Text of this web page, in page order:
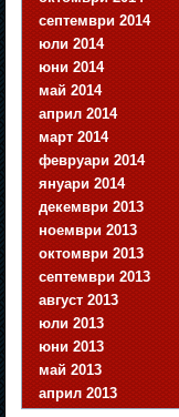
септември 2014
юли 2014
юни 2014
май 2014
април 2014
март 2014
февруари 2014
януари 2014
декември 2013
ноември 2013
октомври 2013
септември 2013
август 2013
юли 2013
юни 2013
май 2013
април 2013